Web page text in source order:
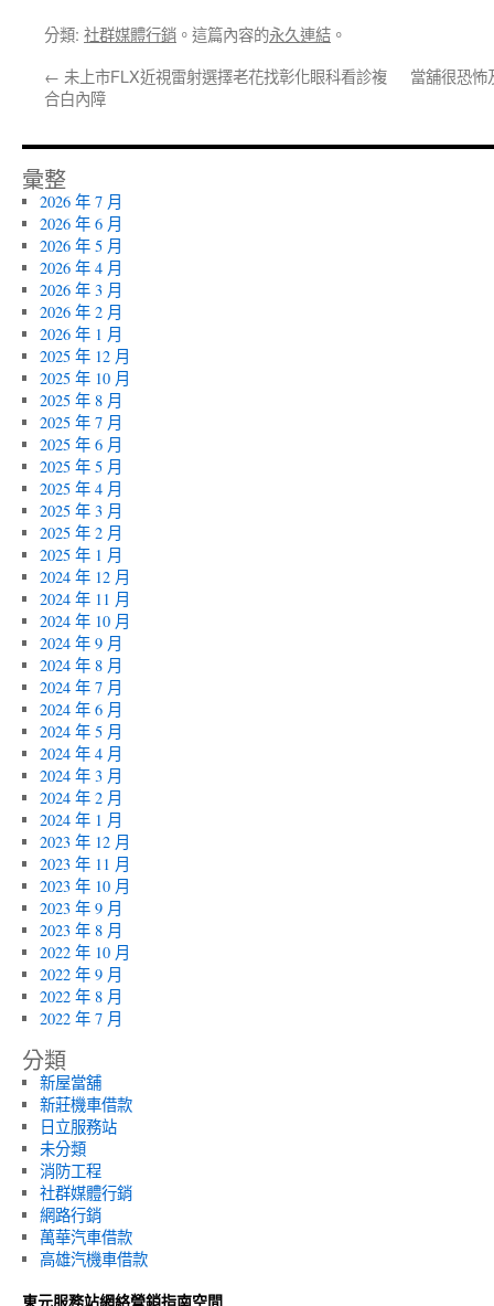
分類: 社群媒體行銷 。這篇內容的永久連結 。
← 未上市FLX近視雷射選擇老花找彰化眼科看診複
合白內障
當舖很恐怖
彙整
2026 年 7 月
2026 年 6 月
2026 年 5 月
2026 年 4 月
2026 年 3 月
2026 年 2 月
2026 年 1 月
2025 年 12 月
2025 年 10 月
2025 年 8 月
2025 年 7 月
2025 年 6 月
2025 年 5 月
2025 年 4 月
2025 年 3 月
2025 年 2 月
2025 年 1 月
2024 年 12 月
2024 年 11 月
2024 年 10 月
2024 年 9 月
2024 年 8 月
2024 年 7 月
2024 年 6 月
2024 年 5 月
2024 年 4 月
2024 年 3 月
2024 年 2 月
2024 年 1 月
2023 年 12 月
2023 年 11 月
2023 年 10 月
2023 年 9 月
2023 年 8 月
2022 年 10 月
2022 年 9 月
2022 年 8 月
2022 年 7 月
分類
新屋當舖
新莊機車借款
日立服務站
未分類
消防工程
社群媒體行銷
網路行銷
萬華汽車借款
高雄汽機車借款
東元服務站網絡營銷指南空間